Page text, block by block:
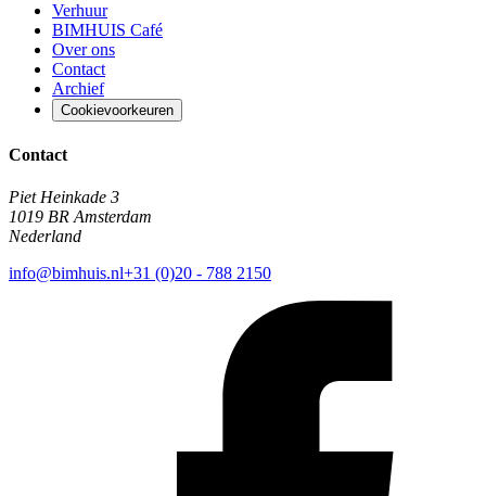
Verhuur
BIMHUIS Café
Over ons
Contact
Archief
Cookievoorkeuren
Contact
Piet Heinkade 3
1019 BR Amsterdam
Nederland
info@bimhuis.nl+31 (0)20 - 788 2150